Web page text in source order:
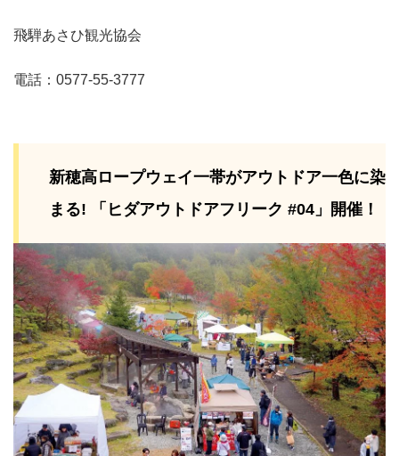
飛騨あさひ観光協会
電話：0577-55-3777
新穂高ロープウェイ一帯がアウトドア一色に染
まる! 「ヒダアウトドアフリーク #04」開催！